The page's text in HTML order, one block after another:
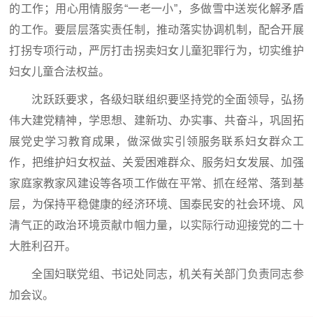
的工作；用心用情服务“一老一小”，多做雪中送炭化解矛盾
的工作。要层层落实责任制，推动落实协调机制，配合开展
打拐专项行动，严厉打击拐卖妇女儿童犯罪行为，切实维护
妇女儿童合法权益。
沈跃跃要求，各级妇联组织要坚持党的全面领导，弘扬
伟大建党精神，学思想、建新功、办实事、共奋斗，巩固拓
展党史学习教育成果，做深做实引领服务联系妇女群众工
作，把维护妇女权益、关爱困难群众、服务妇女发展、加强
家庭家教家风建设等各项工作做在平常、抓在经常、落到基
层，为保持平稳健康的经济环境、国泰民安的社会环境、风
清气正的政治环境贡献巾帼力量，以实际行动迎接党的二十
大胜利召开。
全国妇联党组、书记处同志，机关有关部门负责同志参
加会议。